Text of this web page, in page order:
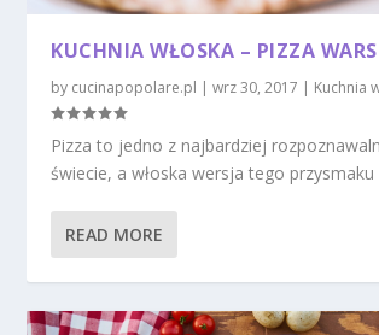
KUCHNIA WŁOSKA – PIZZA
by cucinapopolare.pl |wrz 30, 2017 | Kuchnia
Pizza to jedno z najbardziej
świecie, a włoska wersja tego przysmaku
READ MORE